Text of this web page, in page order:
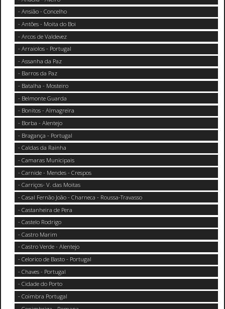
- Ansião - Concelho
- Antões - Moita do Boi
- Arcos de Valdevez
- Arraiolos - Portugal
- Assanha da Paz
- Barros da Paz
- Batalha - Mosteiro
- Belmonte Guarda
- Bonitos - Almagreira
- Borba - Alentejo
- Bragança - Portugal
- Caldas da Rainha
- Camaras Municipais
- Carnide - Mendes - Crespos
- Carriços- V. das Moitas
- Casal Fernão João - Charneca - Roussa-Travasso
- Castanheira de Pera
- Castelo Rodrigo
- Castro Marim
- Castro Verde - Alentejo
- Celorico de Basto - Portugal
- Chaves - Portugal
- Cidade do Porto
- Coimbra Portugal